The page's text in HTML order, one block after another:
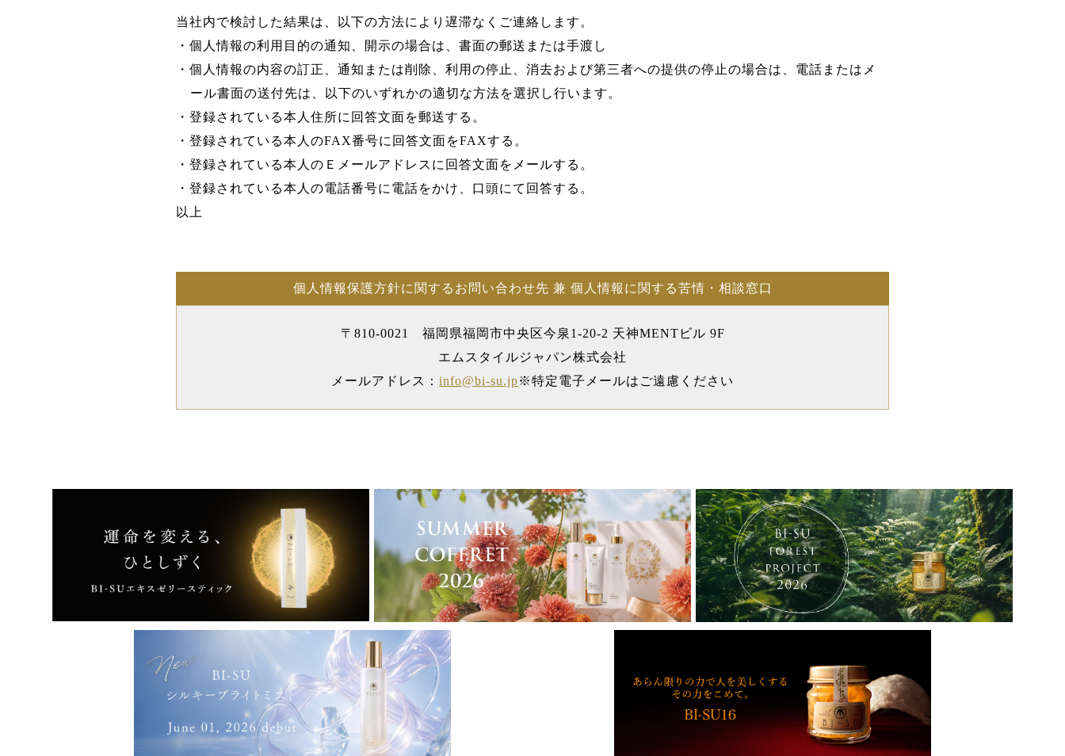
当社内で検討した結果は、以下の方法により遅滞なくご連絡します。
・個人情報の利用目的の通知、開示の場合は、書面の郵送または手渡し
・個人情報の内容の訂正、通知または削除、利用の停止、消去および第三者への提供の停止の場合は、電話またはメ
ール書面の送付先は、以下のいずれかの適切な方法を選択し行います。
・登録されている本人住所に回答文面を郵送する。
・登録されている本人のFAX番号に回答文面をFAXする。
・登録されている本人のＥメールアドレスに回答文面をメールする。
・登録されている本人の電話番号に電話をかけ、口頭にて回答する。
以上
個人情報保護方針に関するお問い合わせ先 兼 個人情報に関する苦情・相談窓口
〒810-0021 福岡県福岡市中央区今泉1-20-2 天神MENTビル 9F
エムスタイルジャパン株式会社
メールアドレス： info@bi-su.jp※特定電子メールはご遠慮ください